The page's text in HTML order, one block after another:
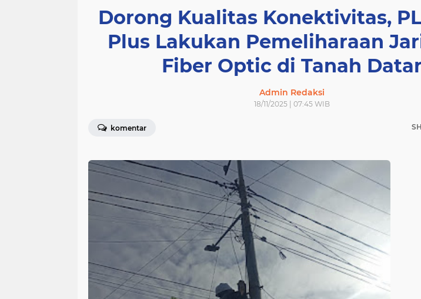
Dorong Kualitas Konektivitas,
Plus Lakukan Pemeliharaan
Fiber Optic di Tanah Datar
Admin Redaksi
18/11/2025 | 07:45 WIB
komentar